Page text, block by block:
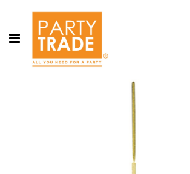
Open menu